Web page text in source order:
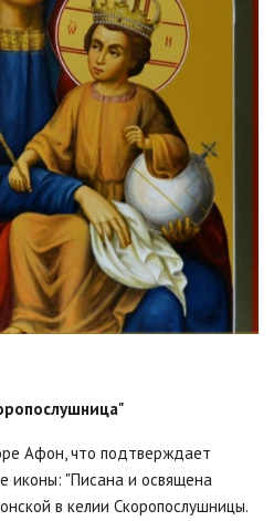
Афон, что подтверждает
иконы: "Писана и освящена
в келии Скоропослушницы.